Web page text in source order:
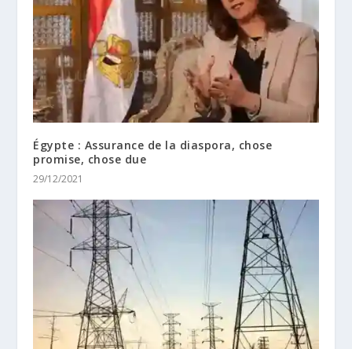
Égypte : Assurance de la diaspora, chose
promise, chose due
29/12/2021